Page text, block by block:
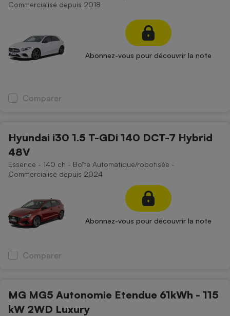
Commercialisé depuis 2018
Abonnez-vous pour découvrir la note
Comparer
Hyundai i30 1.5 T-GDi 140 DCT-7 Hybrid
48V
Essence - 140 ch - Boîte Automatique/robotisée -
Commercialisé depuis 2024
Abonnez-vous pour découvrir la note
Comparer
MG MG5 Autonomie Etendue 61kWh - 115
kW 2WD Luxury